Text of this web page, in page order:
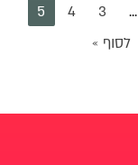
...
3
4
5
לסוף »